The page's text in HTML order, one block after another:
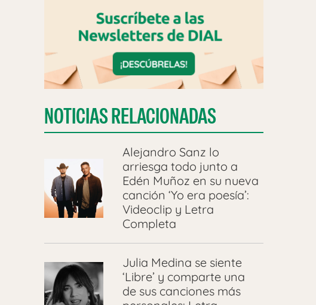
NOTICIAS RELACIONADAS
Alejandro Sanz lo
arriesga todo junto a
Edén Muñoz en su nueva
canción ‘Yo era poesía’:
Videoclip y Letra
Completa
Julia Medina se siente
‘Libre’ y comparte una
de sus canciones más